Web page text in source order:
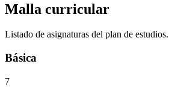
Malla curricular
Listado de asignaturas del plan de estudios.
Básica
7